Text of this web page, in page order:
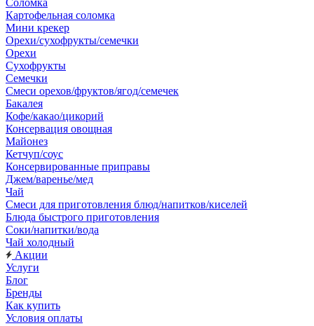
Соломка
Картофельная соломка
Мини крекер
Орехи/сухофрукты/семечки
Орехи
Сухофрукты
Семечки
Смеси орехов/фруктов/ягод/семечек
Бакалея
Кофе/какао/цикорий
Консервация овощная
Майонез
Кетчуп/соус
Консервированные приправы
Джем/варенье/мед
Чай
Смеси для приготовления блюд/напитков/киселей
Блюда быстрого приготовления
Соки/напитки/вода
Чай холодный
Акции
Услуги
Блог
Бренды
Как купить
Условия оплаты